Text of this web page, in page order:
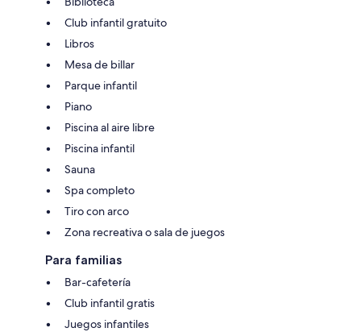
Club infantil gratuito
Libros
Mesa de billar
Parque infantil
Piano
Piscina al aire libre
Piscina infantil
Sauna
Spa completo
Tiro con arco
Zona recreativa o sala de juegos
Para familias
Bar-cafetería
Club infantil gratis
Juegos infantiles